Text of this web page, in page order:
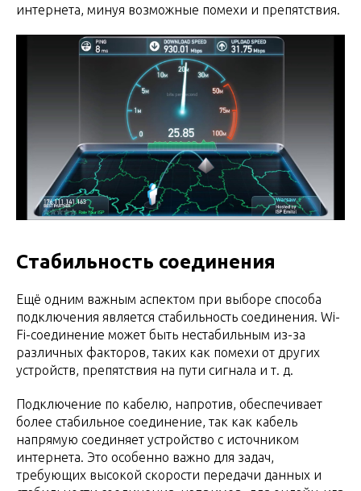
интернета, минуя возможные помехи и препятствия.
Стабильность соединения
Ещё одним важным аспектом при выборе способа
подключения является стабильность соединения. Wi-
Fi-соединение может быть нестабильным из-за
различных факторов, таких как помехи от других
устройств, препятствия на пути сигнала и т. д.
Подключение по кабелю, напротив, обеспечивает
более стабильное соединение, так как кабель
напрямую соединяет устройство с источником
интернета. Это особенно важно для задач,
требующих высокой скорости передачи данных и